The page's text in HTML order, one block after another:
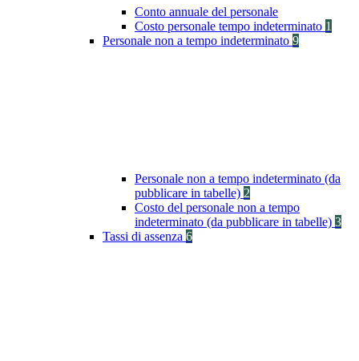
Conto annuale del personale
Costo personale tempo indeterminato 1
Personale non a tempo indeterminato 9
Personale non a tempo indeterminato (da
pubblicare in tabelle) 2
Costo del personale non a tempo
indeterminato (da pubblicare in tabelle) 3
Tassi di assenza 6